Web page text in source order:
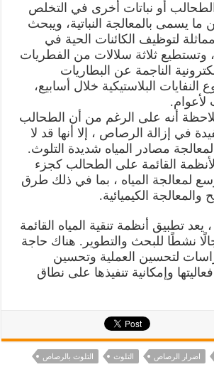
أو نباتات أخرى في التخلص
يسمى بالمعالجة النباتية، ويبحث
لتوظيف الكائنات الحية في
وتستطيع ثلاثة سلالات من الفطريات
الناجمة عن البطاريات
النفايات البلاستيكية خلال أسابيع،
لأعوام.
أنه على الرغم من أن الطحالب
في إزالة الرصاص ، إلا أنها قد لا
مصادر المياه شديدة التلوث.
القائمة على الطحالب كجزء
لمعالجة المياه ، بما في ذلك طرق
الكيميائية.
يعد تطبيق أنظمة تنقية المياه القائمة
نشطًا للبحث والتطوير. هناك حاجة
لتحسين العملية وتحسين
وإمكانية تنفيذها على نطاق
اضرار الرصاص التلوث
التلوث بالرصاص